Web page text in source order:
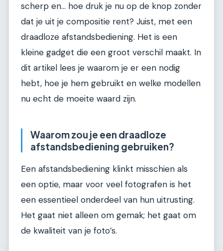
scherp en... hoe druk je nu op de knop zonder
dat je uit je compositie rent? Juist, met een
draadloze afstandsbediening. Het is een
kleine gadget die een groot verschil maakt. In
dit artikel lees je waarom je er een nodig
hebt, hoe je hem gebruikt en welke modellen
nu echt de moeite waard zijn.
Waarom zou je een draadloze
afstandsbediening gebruiken?
Een afstandsbediening klinkt misschien als
een optie, maar voor veel fotografen is het
een essentieel onderdeel van hun uitrusting.
Het gaat niet alleen om gemak; het gaat om
de kwaliteit van je foto’s.